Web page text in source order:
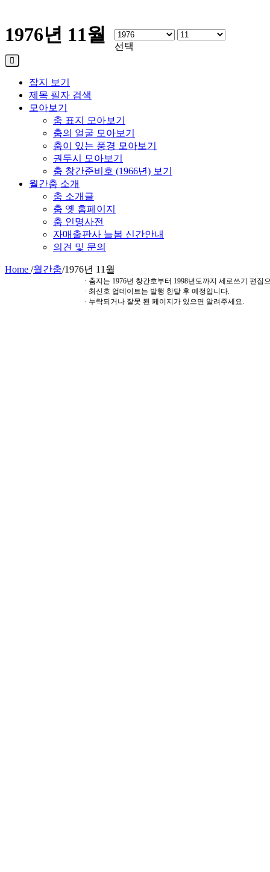
1976년 11월
선택
잡지 보기
제목 필자 검색
모아보기
춤 표지 모아보기
춤의 얼굴 모아보기
춤이 있는 풍경 모아보기
권두시 모아보기
춤 창간준비호 (1966년) 보기
월간춤 소개
춤 소개글
춤 옛 홈페이지
춤 인명사전
자매출판사 늘봄 신간안내
의견 및 문의
Home /월간춤/1976년 11월
· 춤지는 1976년 창간호부터 1998년도까지 세로쓰기 편집
· 최신호 업데이트는 발행 한달 후 예정입니다.
· 누락되거나 잘못 된 페이지가 있으면 알려주세요.